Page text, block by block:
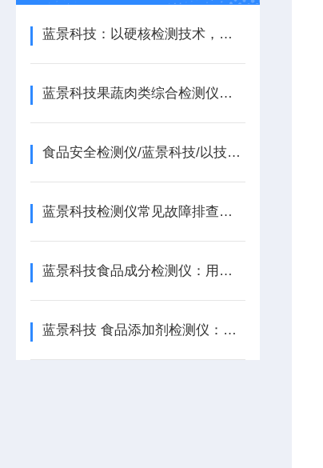
蓝景科技：以硬核检测技术，筑牢食品安全 “防火墙”
蓝景科技果蔬肉类综合检测仪，守护每一口安心
食品安全检测仪/蓝景科技/以技术创新赋能食品安全治理现代化
蓝景科技检测仪常见故障排查与日常维护指南/山东蓝景
蓝景科技食品成分检测仪：用户都说好——快、准、省、稳四大口碑
蓝景科技 食品添加剂检测仪：控温比色池，破解环境干扰难题